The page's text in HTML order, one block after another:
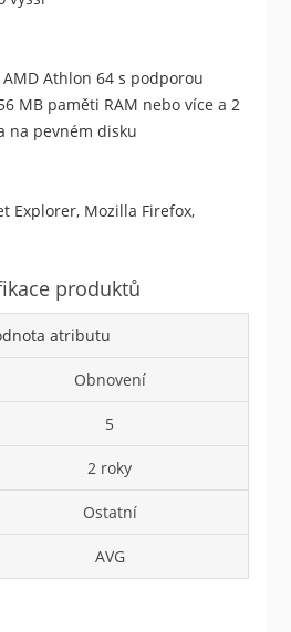
Athlon 64 s podporou
MB paměti RAM nebo více a 2
na pevném disku
Explorer, Mozilla Firefox,
produktů
atributu
Obnovení
5
2 roky
Ostatní
AVG